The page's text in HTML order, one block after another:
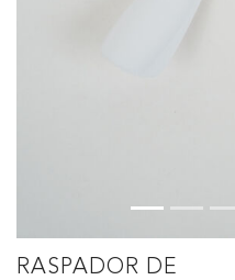
RASPADOR DE